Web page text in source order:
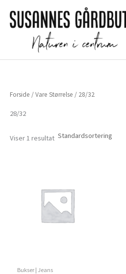
Forside / Vare Størrelse / 28/32
28/32
Viser 1 resultat
Bukser | Jeans